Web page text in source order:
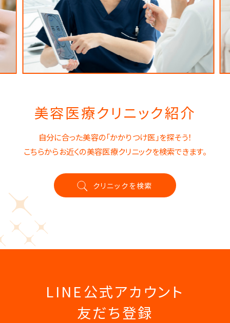
美容医療クリニック紹介
自分に合った美容の「かかりつけ医」を探そう！
こちらからお近くの美容医療クリニックを検索できます。
クリニックを検索
LINE公式アカウント
友だち登録